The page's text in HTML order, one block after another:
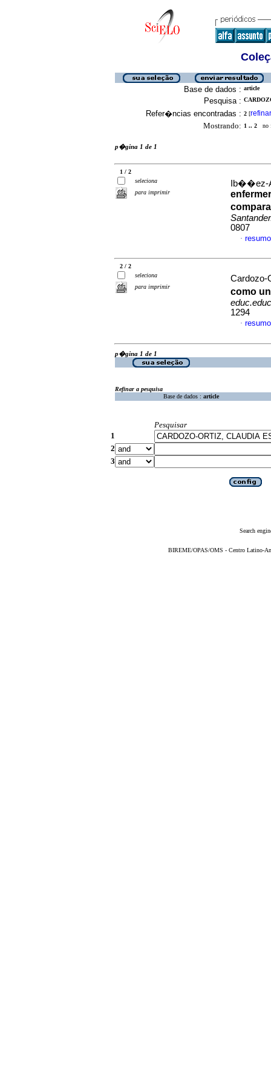
Base de dados : article
Pesquisa :
Refer�ncias encontradas : 2 [refinar
Mostrando: 1 .. 2 no
p�gina 1 de 1
1 / 2
seleciona
para imprimir
Ib��ez-
0807
·
2 / 2
seleciona
para imprimir
Cardozo-
como
1294
·
p�gina 1 de 1
Refinar a pesquisa
Base de dados : article
Pesquisar
1
2
3
Search
BIREME/OPAS/OMS - Centro Latino-